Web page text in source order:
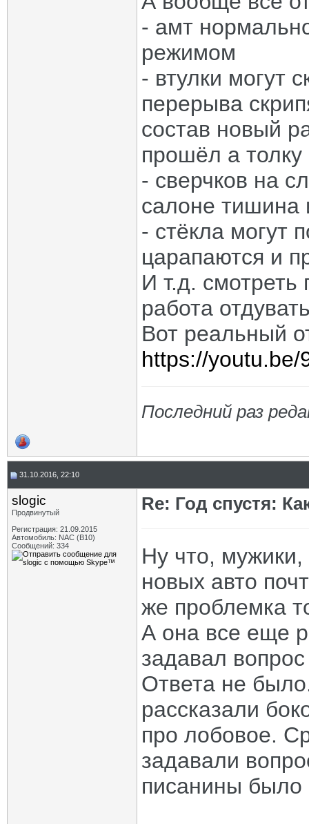
- амт
режимом
- втулки могут
перерыва
состав новый
прошёл а толку
- сверчков на
салоне тишина
- стёкла могут
царапаются и
И т.д. смотреть
работа
Вот реальный
https://youtu.be/
Последний раз
31.10.2016, 22:10
slogic
Продвинутый
Регистрация: 21.09.2015
Автомобиль: NAC (B10)
Сообщений: 334
Re: Год спустя:
Ну что, мужики,
новых авто
же проблемка
А она все еще
задавал
Ответа не
рассказали
про лобовое.
задавали
писанины